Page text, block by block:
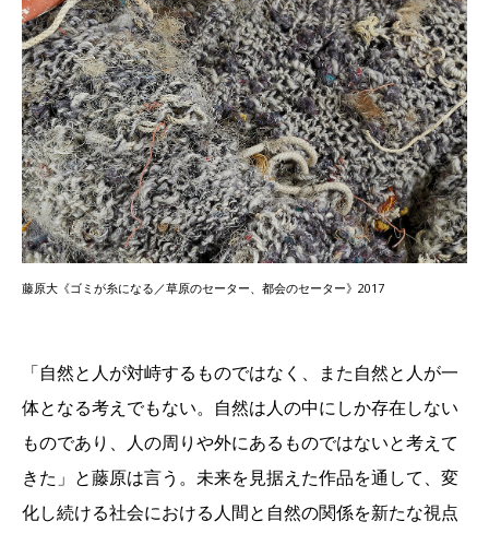
藤原大《ゴミが糸になる／草原のセーター、都会のセーター》2017
「自然と人が対峙するものではなく、また自然と人が一
体となる考えでもない。自然は人の中にしか存在しない
ものであり、人の周りや外にあるものではないと考えて
きた」と藤原は言う。未来を見据えた作品を通して、変
化し続ける社会における人間と自然の関係を新たな視点